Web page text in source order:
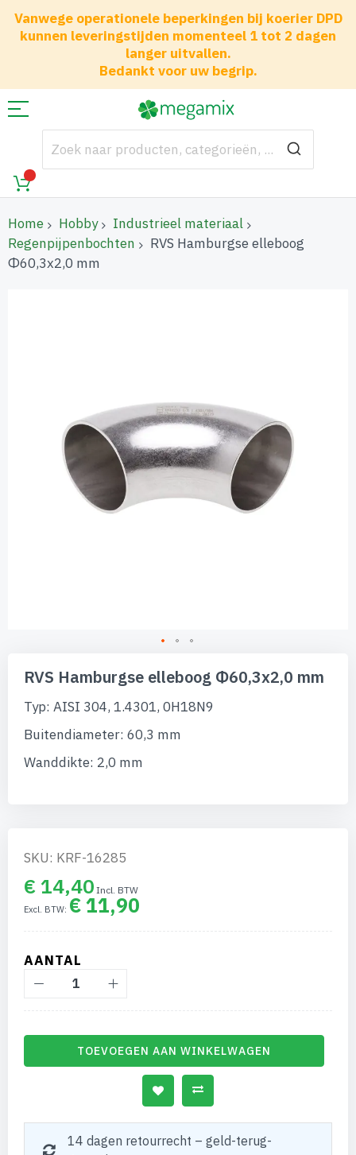
Vanwege operationele beperkingen bij koerier DPD
kunnen leveringstijden momenteel 1 tot 2 dagen
langer uitvallen.
Bedankt voor uw begrip.
Home Hobby
Industrieel materiaal
Regenpijpenbochten
RVS Hamburgse elleboog
Φ60,3x2,0 mm
naar
begin
afbeeldingen-
RVS Hamburgse elleboog Φ60,3x2,0 mm
Typ: AISI 304, 1.4301, 0H18N9
Buitendiameter: 60,3 mm
Wanddikte: 2,0 mm
SKU: KRF-16285
€ 14,40
€ 11,90
AANTAL
TOEVOEGEN AAN WINKELWAGEN
14 dagen retourrecht – geld-terug-